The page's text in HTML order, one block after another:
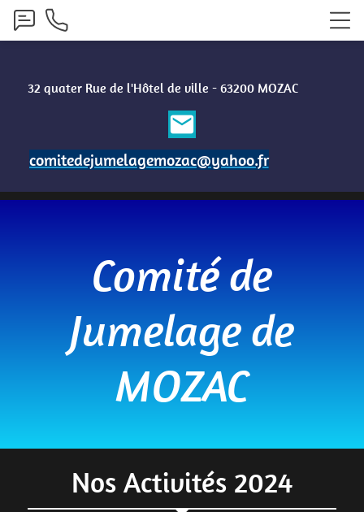
32 quater Rue de l'Hôtel de ville - 63200 MOZAC
email
comitedejumelagemozac@yahoo.fr
Comité de
Jumelage de
MOZAC
Nos Activités 2024